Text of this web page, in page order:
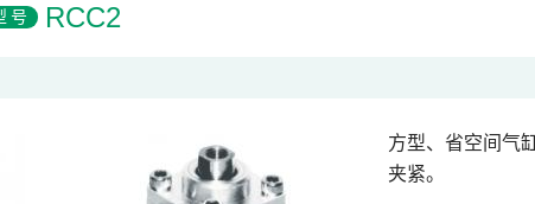
号 RCC2
方型、省空间气
夹紧。